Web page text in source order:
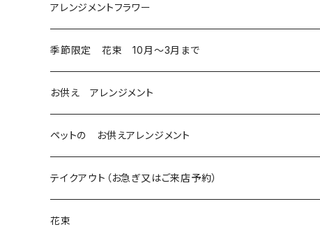
アレンジメントフラワー
季節限定 花束 10月〜3月まで
お供え アレンジメント
ペットの お供えアレンジメント
テイクアウト（お急ぎ又はご来店予約）
花束